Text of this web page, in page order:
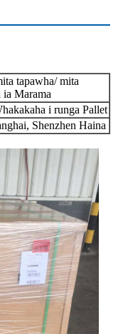
tapawha/ mita
ia Marama
i runga Pallet
Shenzhen Haina